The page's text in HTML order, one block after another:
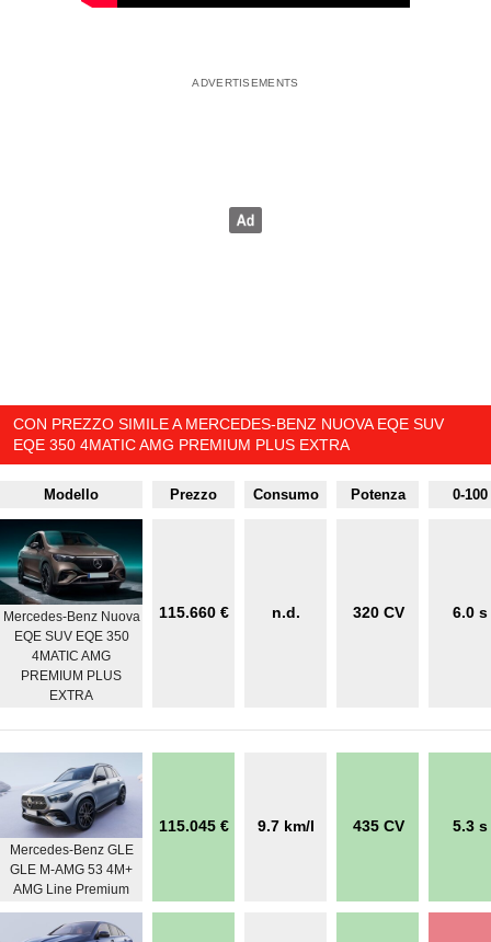
CON PREZZO SIMILE A MERCEDES-BENZ NUOVA EQE SUV
EQE 350 4MATIC AMG PREMIUM PLUS EXTRA
Modello Prezzo Consumo Potenza 0-100
Mercedes-Benz Nuova
EQE SUV EQE 350
4MATIC AMG
PREMIUM PLUS
EXTRA
115.660 € n.d. 320 CV 6.0 s
Mercedes-Benz GLE
GLE M-AMG 53 4M+
AMG Line Premium
115.045 € 9.7 km/l 435 CV 5.3 s